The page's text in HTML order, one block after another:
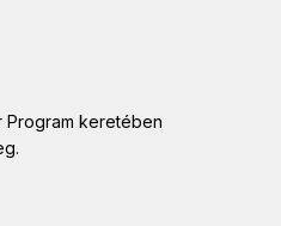
Program keretében